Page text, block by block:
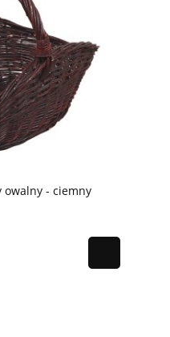
owalny - ciemny